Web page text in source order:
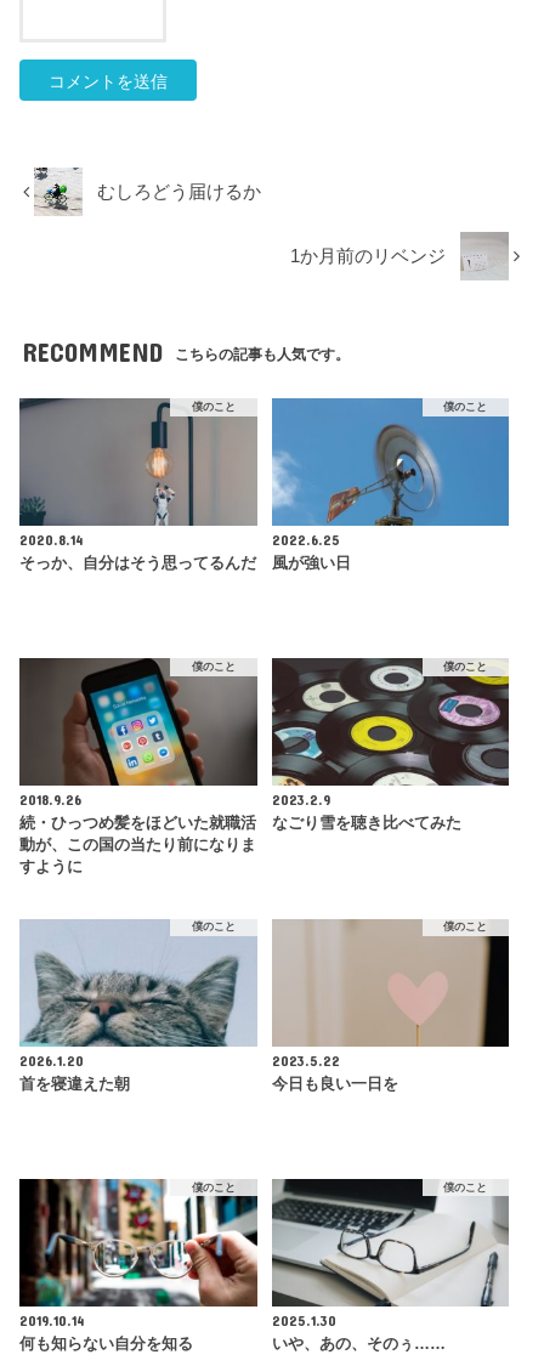
むしろどう届けるか
1か月前のリベンジ
RECOMMEND こちらの記事も人気です。
僕のこと
2020.8.14
そっか、自分はそう思ってるんだ
僕のこと
2022.6.25
風が強い日
僕のこと
2018.9.26
続・ひっつめ髪をほどいた就職活
動が、この国の当たり前になりま
すように
僕のこと
2023.2.9
なごり雪を聴き比べてみた
僕のこと
2026.1.20
首を寝違えた朝
僕のこと
2023.5.22
今日も良い一日を
僕のこと
2019.10.14
何も知らない自分を知る
僕のこと
2025.1.30
いや、あの、そのぅ……